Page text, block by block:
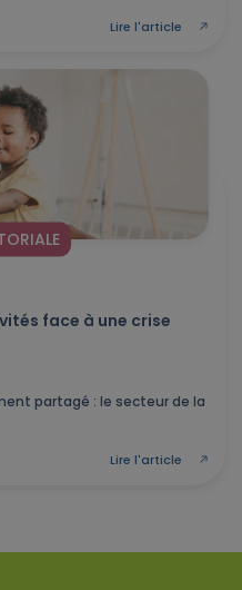
Lire l'article
face à une crise
partagé : le secteur de la
Lire l'article